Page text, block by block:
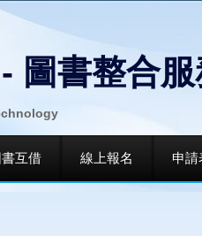
圖書整合
書互借 線上報名 申請